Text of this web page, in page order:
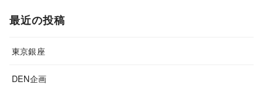
最近の投稿
東京銀座
DEN企画